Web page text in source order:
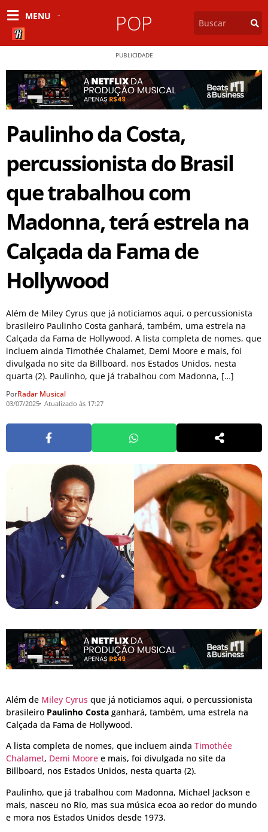
MENU POP
PUBLICIDADE
Paulinho da Costa,
percussionista do Brasil
que trabalhou com
Madonna, terá estrela na
Calçada da Fama de
Hollywood
Além de Miley Cyrus que já noticiamos aqui, o percussionista
brasileiro Paulinho Costa ganhará, também, uma estrela na
Calçada da Fama de Hollywood. A lista completa de nomes, que
incluem ainda Timothée Chalamet, Demi Moore e mais, foi
divulgada no site da Billboard, nos Estados Unidos, nesta
quarta (2). Paulinho, que já trabalhou com Madonna, […]
PorRadar Musical
03/07/2025 Atualizado às 17:27
Além de Miley Cyrus que já noticiamos aqui, o percussionista
brasileiro Paulinho Costa ganhará, também, uma estrela na
Calçada da Fama de Hollywood.
A lista completa de nomes, que incluem ainda Timothée
Chalamet, Demi Moore e mais, foi divulgada no site da
Billboard, nos Estados Unidos, nesta quarta (2).
Paulinho, que já trabalhou com Madonna, Michael Jackson e
mais, nasceu no Rio, mas sua música ecoa ao redor do mundo
e mora nos Estados Unidos desde 1973.